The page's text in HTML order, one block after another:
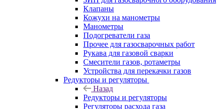
Клапаны
Кожухи на манометры
Манометры
Подогреватели газа
Прочее для газосварочных работ
Рукава для газовой сварки
Смесители газов, ротаметры
Устройства для перекачки газов
Редукторы и регуляторы
Назад
Редукторы и регуляторы
Регуляторы расхода газа